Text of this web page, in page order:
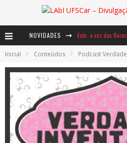
NOVIDADES
Inicial Conteúdos Podcast